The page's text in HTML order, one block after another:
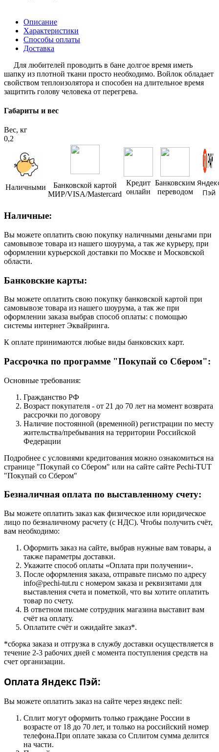
Описание
Характеристики
Способы оплаты
Доставка
Для любителей проводить в бане долгое время иметь
шапку из плотной ткани просто необходимо. Войлок обладает
свойством теплоизолятора и способен на длительное время
защитить голову человека от перегрева.
Габариты и вес
Вес, кг
0,2
Наличными
Банковской картой
МИР/VISA/Mastercard
Кредит
онлайн
Банковским
переводом
Пэй
Наличные:
Вы можете оплатить свою покупку наличными деньгами при
самовывозе товара из нашего шоурума, а так же курьеру, при
оформлении курьерской доставки по Москве и Московской
области.
Банковские карты:
Вы можете оплатить свою покупку банковской картой при
самовывозе товара из нашего шоурума, а так же при
оформлении заказа выбрав способ оплаты: с помощью
системы интернет Эквайринга.
К оплате принимаются любые виды банковских карт.
Рассрочка по программе "Покупай со Сбером":
Основные требования:
Гражданство РФ
Возраст покупателя - от 21 до 70 лет на момент возврата
рассрочки по договору
Наличие постоянной (временной) регистрации по месту
жительства/пребывания на территории Российской
Федерации
Подробнее с условиями кредитования можно ознакомиться на
странице "Покупай со Сбером" или на сайте сайте Pechi-TUT
"Покупай со Сбером"
Безналичная оплата по выставленному счету:
Вы можете оплатить заказ как физическое или юридическое
лицо по безналичному расчету (с НДС). Чтобы получить счёт,
вам необходимо:
Оформить заказ на сайте, выбрав нужные вам товары, а
также параметры доставки.
Укажите способ оплаты «Оплата при получении».
После оформления заказа, отправьте письмо по адресу
info@pechi-tut.ru с номером заказа и реквизитами для
выставления счета и пометкой, что вы хотите оплатить
товар по счету.
В ответном письме сотрудник магазина выставит вам
счёт на оплату.
Оплатите счёт и ожидайте заказ*.
*сборка заказа и отгрузка в службу доставки осуществляется в
течение 2-3 рабочих дней с момента поступления средств на
счет организации.
Оплата Яндекс Пэй:
Вы можете оплатить заказ на сайте через яндекс пей:
Сплит могут оформить только граждане России в
возрасте от 18 до 70 лет, и только на российский номер
телефона.При оплате заказа со Сплитом сумма делится
на части.